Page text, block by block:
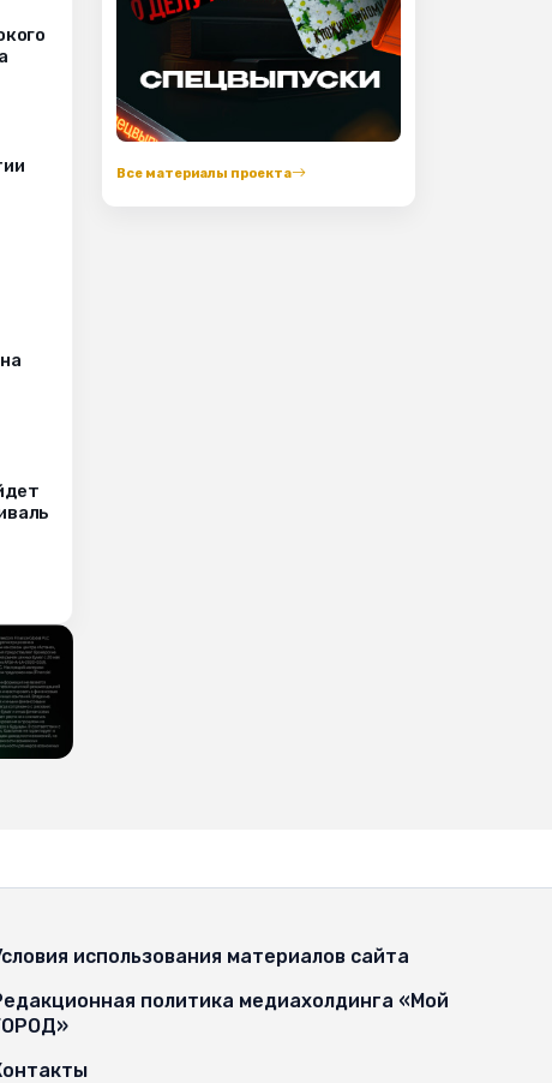
Все материалы проекта
использования материалов сайта
политика медиахолдинга «Мой